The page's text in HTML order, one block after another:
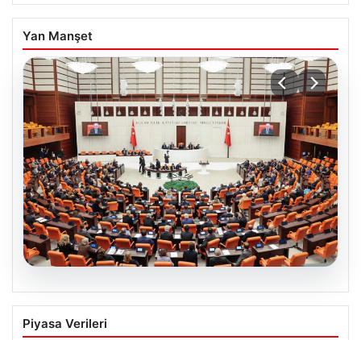
Yan Manşet
05.08.2026
Önce tasfiye sonra suçlara erteleme. 10
maddede süreç yasası. Ne zaman
Piyasa Verileri